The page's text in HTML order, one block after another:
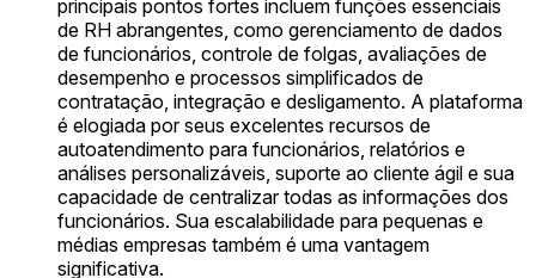
principais pontos fortes incluem funções essenciais
de RH abrangentes, como gerenciamento de dados
de funcionários, controle de folgas, avaliações de
desempenho e processos simplificados de
contratação, integração e desligamento. A plataforma
é elogiada por seus excelentes recursos de
autoatendimento para funcionários, relatórios e
análises personalizáveis, suporte ao cliente ágil e sua
capacidade de centralizar todas as informações dos
funcionários. Sua escalabilidade para pequenas e
médias empresas também é uma vantagem
significativa.